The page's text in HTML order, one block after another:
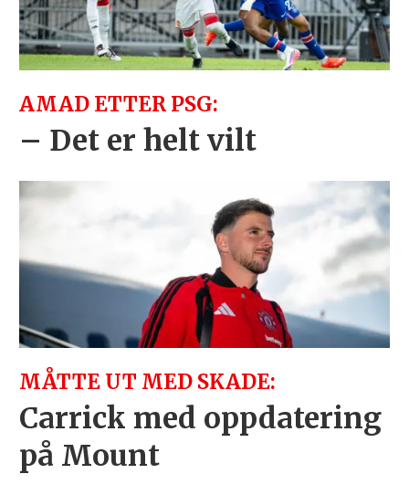
AMAD ETTER PSG:
– Det er helt vilt
MÅTTE UT MED SKADE:
Carrick med oppdatering
på Mount